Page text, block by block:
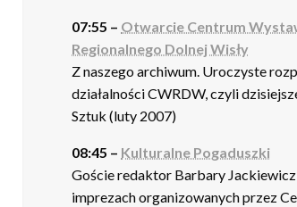
07:55 – Otwarcie Centrum
Regionalnego Dolnej Wisły
Z naszego archiwum. Uroczyste
działalności CWRDW, czyli
Sztuk (luty 2007)
08:45 – Kulturalne Pogaduszki
Goście redaktor Barbary
imprezach organizowanych przez